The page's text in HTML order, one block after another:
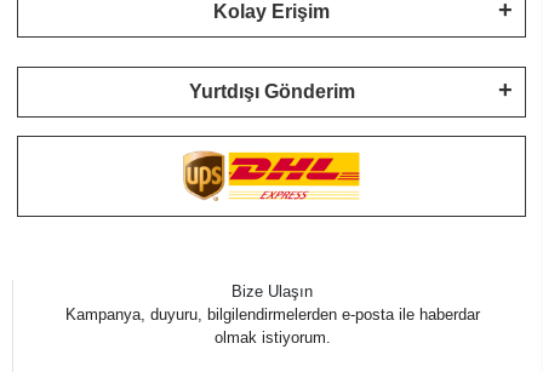
Kolay Erişim
Yurtdışı Gönderim
Bize Ulaşın
Kampanya, duyuru, bilgilendirmelerden e-posta ile haberdar
olmak istiyorum.